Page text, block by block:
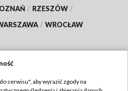
/ RZESZÓW /
/ WROCŁAW
serwisu", aby wyrazić zgody na